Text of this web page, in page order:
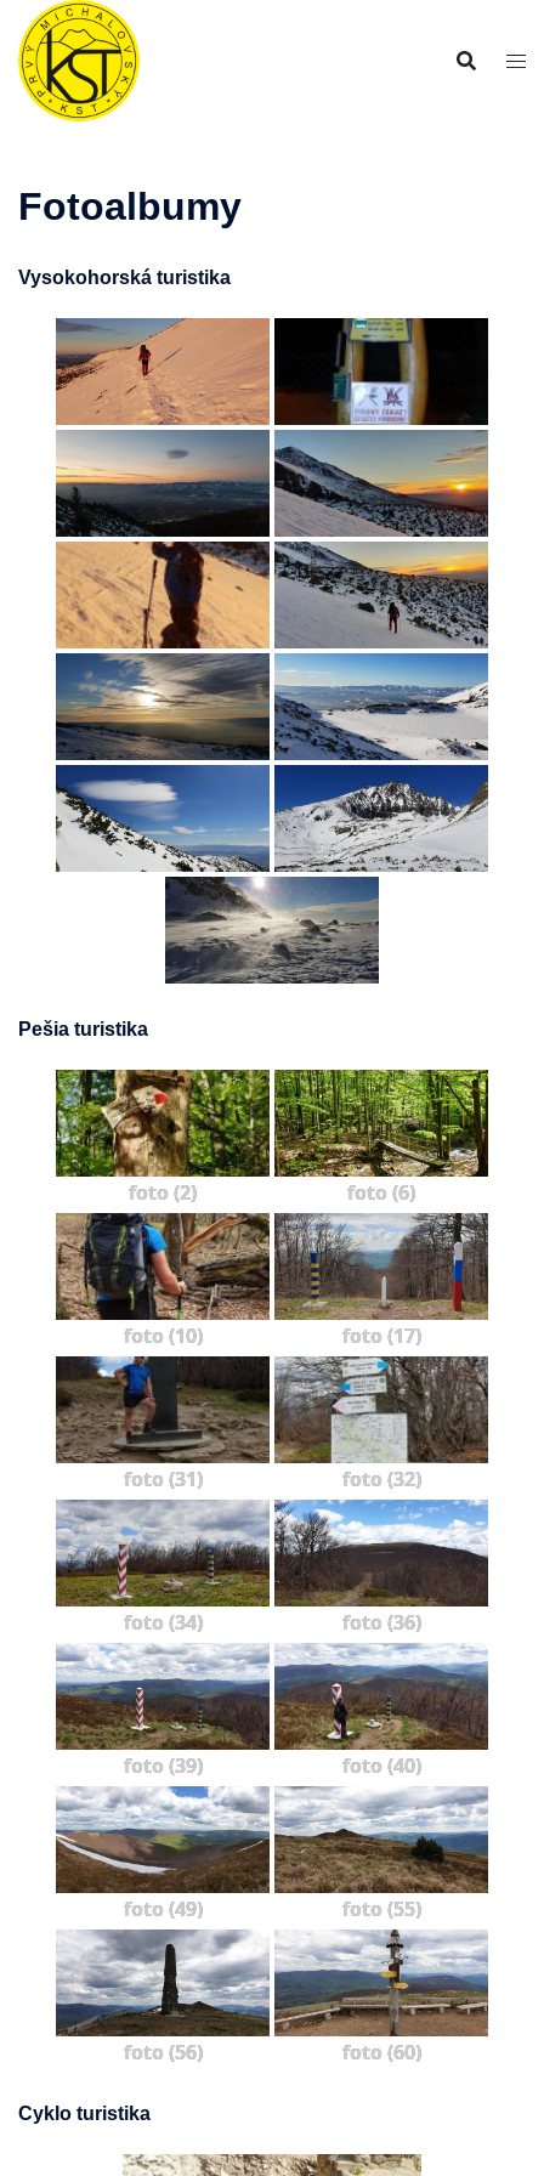
Preskočiť
obsah
Fotoalbumy
Vysokohorská turistika
Pešia turistika
foto (2) foto (6)
foto (10) foto (17)
foto (31) foto (32)
foto (34) foto (36)
foto (39) foto (40)
foto (49) foto (55)
foto (56) foto (60)
Cyklo turistika